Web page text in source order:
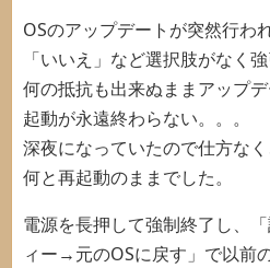
OSのアップデートが突然行わ
「いいえ」など選択肢がなく
何の抵抗も出来ぬままアップ
起動が永遠終わらない。。。
深夜になっていたので仕方な
何と再起動のままでした。
電源を長押して強制終了し、
ィー→元のOSに戻す」で以前